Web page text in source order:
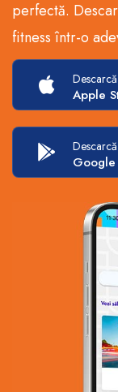
perfectă.
fitness într-o
Apple
Google